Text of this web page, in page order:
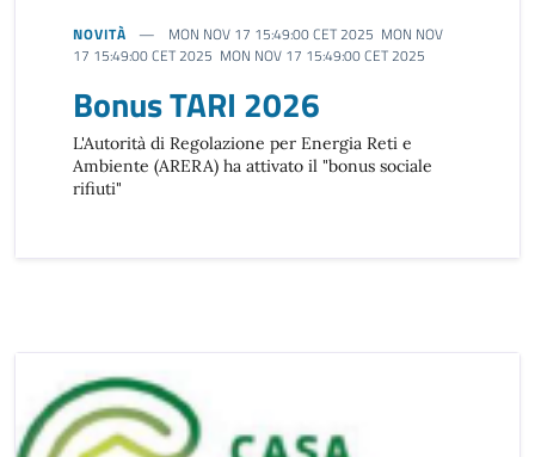
NOVITÀ
MON NOV 17 15:49:00 CET 2025 MON NOV
17 15:49:00 CET 2025 MON NOV 17 15:49:00 CET 2025
Bonus TARI 2026
L'Autorità di Regolazione per Energia Reti e
Ambiente (ARERA) ha attivato il "bonus sociale
rifiuti"